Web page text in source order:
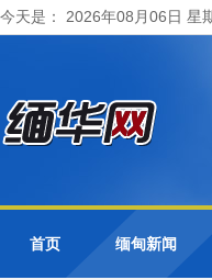
今天是： 2026年08月06日 星
首页 缅甸新闻